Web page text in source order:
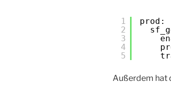
1
2
3
4
5
prod:
Außerdem hat